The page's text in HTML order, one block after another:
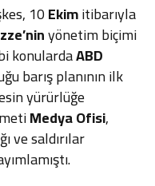
10Ekimitibarıyla
yönetim biçimi
konulardaABD
barış planının ilk
yürürlüğe
Medya Ofisi,
ve saldırılar